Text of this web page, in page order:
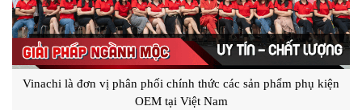
Vinachi là đơn vị phân phối chính thức các sản phẩm phụ kiện
OEM tại Việt Nam